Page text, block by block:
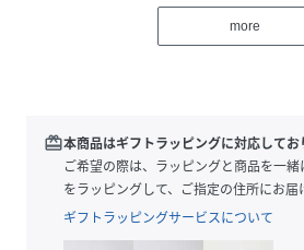
＜10＞ロゴプリント
FraisBleu…涼やかな青、冷たい空気感
が、優しく肌に触れる
＜48＞
MAISONGABRIEL…架空のバレエ教室
EtoileDanseur…バレーのスター的ダ
more
redeem本商品はギフトラッピングに対応してお
ご希望の際は、ラッピングと商品を一
をラッピングして、ご指定の住所にお届
ギフトラッピングサービスについて